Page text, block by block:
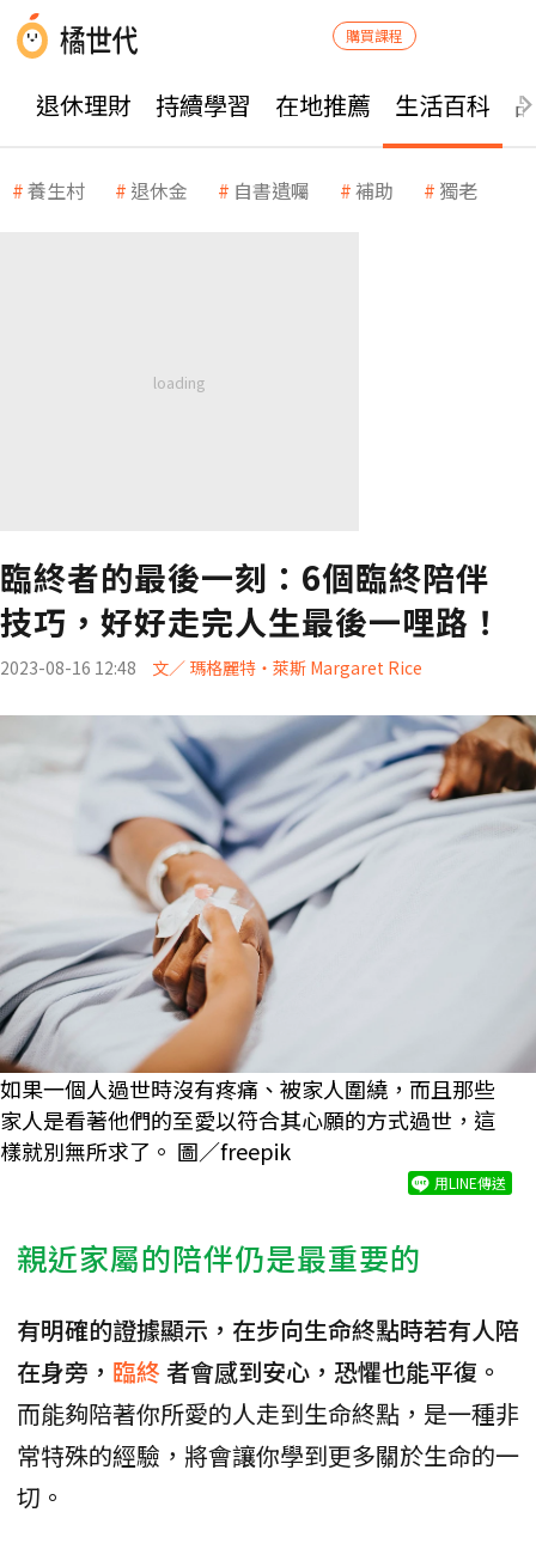
購買課程
退休理財 持續學習 在地推薦 生活百科
養生村 退休金 自書遺囑 補助 獨老
臨終者的最後一刻：6個臨終陪伴
技巧，好好走完人生最後一哩路！
2023-08-16 12:48 文／ 瑪格麗特・萊斯 Margaret Rice
如果一個人過世時沒有疼痛、被家人圍繞，而且那些
家人是看著他們的至愛以符合其心願的方式過世，這
樣就別無所求了。 圖／freepik
用LINE傳送
親近家屬的陪伴仍是最重要的
有明確的證據顯示，在步向生命終點時若有人陪
在身旁， 臨終者會感到安心，恐懼也能平復。
而能夠陪著你所愛的人走到生命終點，是一種非
常特殊的經驗，將會讓你學到更多關於生命的一
切。